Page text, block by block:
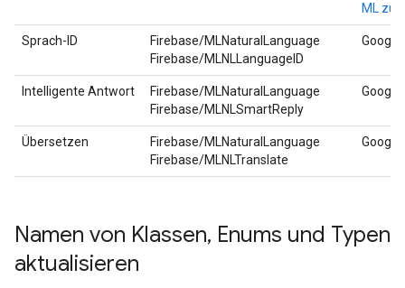
ML zu
Sprach-ID
Firebase/MLNaturalLanguage
Firebase/MLNLLanguageID
Intelligente Antwort
Firebase/MLNaturalLanguage
Firebase/MLNLSmartReply
Übersetzen
Firebase/MLNaturalLanguage
Firebase/MLNLTranslate
Namen von Klassen, Enums und Typen
aktualisieren